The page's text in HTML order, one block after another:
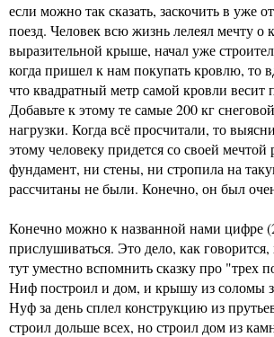
если можно так сказать, заскочить в уже
поезд. Человек всю жизнь лелеял мечту о
выразительной крыше, начал уже
когда пришел к нам покупать кровлю, то
что квадратный метр самой кровли весит
Добавьте к этому те самые 200 кг
нагрузки. Когда всё просчитали, то
этому человеку придется со своей мечтой
фундамент, ни стены, ни стропила на
рассчитаны не были. Конечно, он был
Конечно можно к названной нами цифре
прислушиваться. Это дело, как говорится,
тут уместно вспомнить сказку про "трех
Ниф построил и дом, и крышу из соломы
Нуф за день сплел конструкцию из
строил дольше всех, но строил дом из